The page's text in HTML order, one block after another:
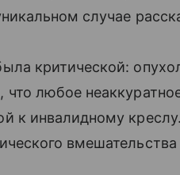
случае
критической:
что любое
к инвалидному